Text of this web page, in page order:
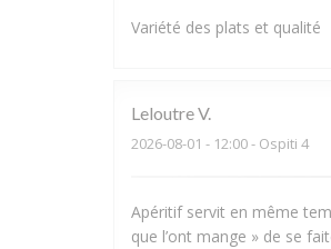
Variété des plats et qualité
LeloutreV
2026-08-01 - 12:00 - Ospiti 4
Apéritif servit en même
que l’ont mange » de se